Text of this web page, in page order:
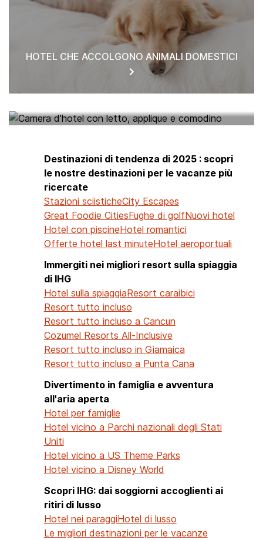
HOTEL CHE ACCOLGONO ANIMALI DOMESTICI
Destinazioni di tendenza di 2025 : scopri
le nostre destinazioni per le vacanze più
ricercate
Stazioni sciisticheCity Escapes
Great Foodie CitiesFughe di golfNuovi hotel
Hotel con piscineHotel romantici
Offerte hotel last minuteHotel aeroportuali
Immergiti nei migliori resort sulla spiaggia
di IHG
Hotel sulla spiaggiaResort caraibici
Resort tutto incluso
Resort tutto incluso a Cancun
Cozumel Resorts All-Inclusive
Resort tutto incluso in Giamaica
Resort tutto incluso a Punta Cana
Divertimento in famiglia e avventura
all'aria aperta
Hotel per famiglie
Hotel vicino a Parchi nazionali degli Stati
Uniti
Hotel vicino a US Theme Parks
Hotel vicino a Disney World
Scopri IHG: dai soggiorni accoglienti ai
ritiri di lusso
Hotel nei paraggiHotel di lusso
Le migliori destinazioni per le vacanze